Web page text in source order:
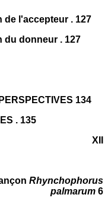
de l'accepteur . 127
du donneur . 127
134
. 135
XII
Rhynchophorus
palmarum 6